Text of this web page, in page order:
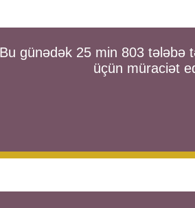
Bu günədək 25 min 803 tələbə
üçün müraciət